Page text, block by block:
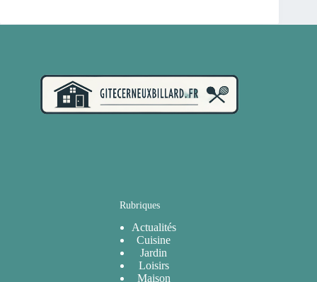
Rubriques
Actualités
Cuisine
Jardin
Loisirs
Maison